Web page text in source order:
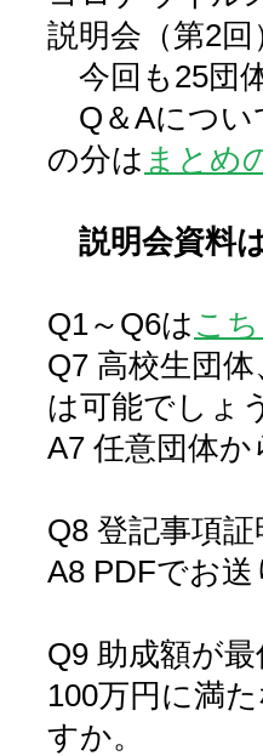
説明会（第2
今回も25団
Q＆Aについ
の分は まとめ
説明会資
Q1～Q6は こ
Q7 高校生団
は可能でしょ
A7 任意団体
Q8 登記事項
A8 PDFでお
Q9 助成額が
100万円に満
すか。